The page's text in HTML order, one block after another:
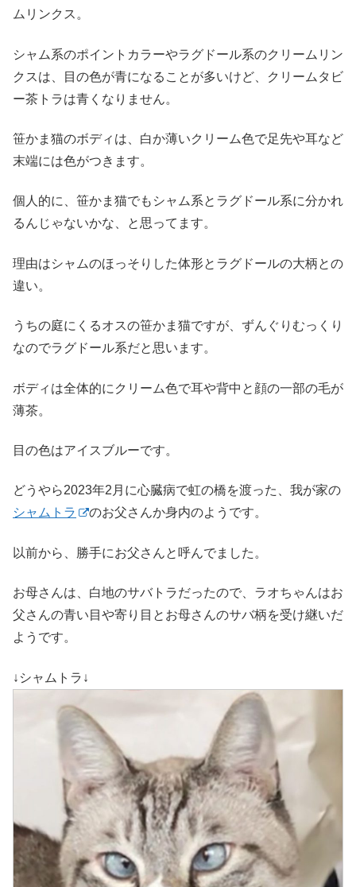
ムリンクス。
シャム系のポイントカラーやラグドール系のクリームリン
クスは、目の色が青になることが多いけど、クリームタビ
ー茶トラは青くなりません。
笹かま猫のボディは、白か薄いクリーム色で足先や耳など
末端には色がつきます。
個人的に、笹かま猫でもシャム系とラグドール系に分かれ
るんじゃないかな、と思ってます。
理由はシャムのほっそりした体形とラグドールの大柄との
違い。
うちの庭にくるオスの笹かま猫ですが、ずんぐりむっくり
なのでラグドール系だと思います。
ボディは全体的にクリーム色で耳や背中と顔の一部の毛が
薄茶。
目の色はアイスブルーです。
どうやら2023年2月に心臓病で虹の橋を渡った、我が家の
シャムトラ
のお父さんか身内のようです。
以前から、勝手にお父さんと呼んでました。
お母さんは、白地のサバトラだったので、ラオちゃんはお
父さんの青い目や寄り目とお母さんのサバ柄を受け継いだ
ようです。
↓シャムトラ↓